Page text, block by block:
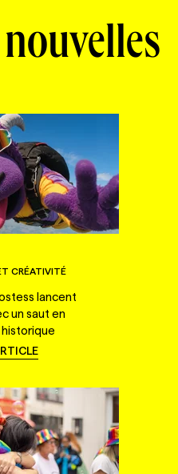
CRÉATIVITÉ
lancent
un saut en